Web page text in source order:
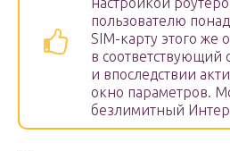
пользователю
SIM-карту этого же
в соответствующий
и впоследствии
окно параметров.
безлимитный